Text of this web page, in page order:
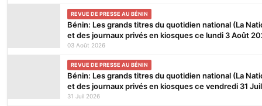
REVUE DE PRESSE AU BÉNIN
Bénin: Les grands titres du quotidien national (La
et des journaux privés en kiosques ce lundi 3 Août
03 Août 2026
REVUE DE PRESSE AU BÉNIN
Bénin: Les grands titres du quotidien national (La
et des journaux privés en kiosques ce vendredi 31
2026
31 Juil 2026